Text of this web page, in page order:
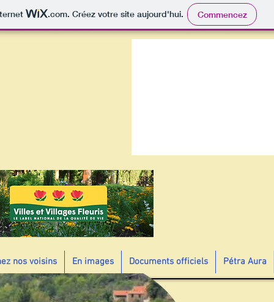
.com. Créez votre site aujourd'hui. Commencez
nos voisins En images Documents officiels Pétra Aura